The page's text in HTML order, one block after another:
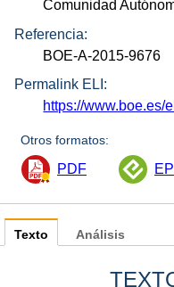
Comunidad
Referencia:
BOE-A-2015-9676
Permalink ELI:
https://www.boe.es/
Otros formatos:
PDF
Texto Análisis